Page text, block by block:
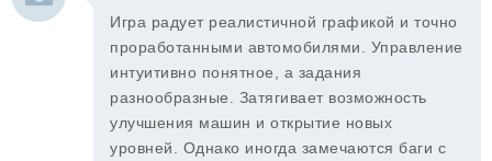
Игра радует реалистичной графикой и точно
проработанными автомобилями. Управление
интуитивно понятное, а задания
разнообразные. Затягивает возможность
улучшения машин и открытие новых
уровней. Однако иногда замечаются баги с